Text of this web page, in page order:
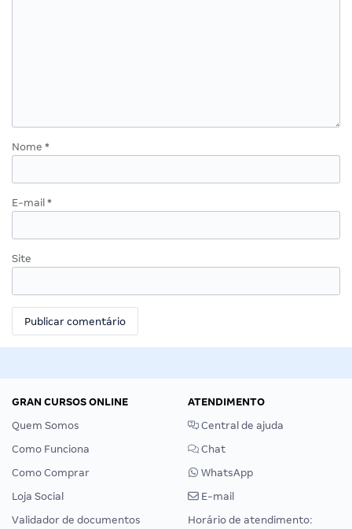
Nome *
E-mail *
Site
GRAN CURSOS ONLINE
Quem Somos
Como Funciona
Como Comprar
Loja Social
Validador de documentos
ATENDIMENTO
Central de ajuda
Chat
WhatsApp
E-mail
Horário de atendimento: